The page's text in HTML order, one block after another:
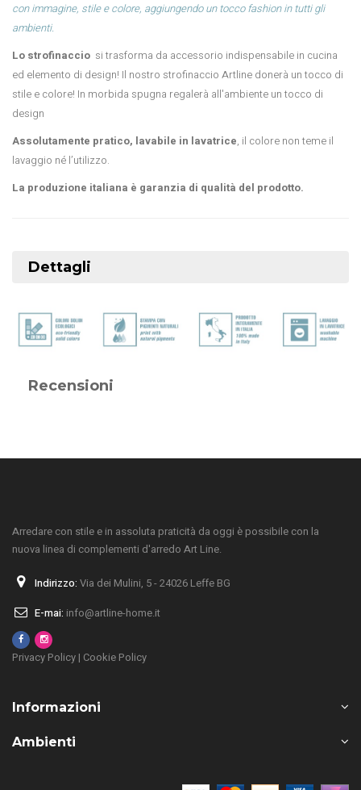
con immagine, stile e colore, aggiungendo un tocco fashion in tutti gli
ambienti.
Lo strofinaccio si trasforma da accessorio indispensabile in cucina
ed elemento di design! Il nostro strofinaccio Artline donerà un tocco di
stile e colore! In morbida spugna regalerà all'ambiente un tocco di
design
Assolutamente pratico, lavabile in lavatrice, il colore non teme il
lavaggio né l’utilizzo.
La produzione italiana è garanzia di qualità del prodotto.
Dettagli
Recensioni
Arredare con stile e in assoluta praticità da oggi è possibile con la
nuova linea di complementi d'arredo Art Line.
Indirizzo: Via dei Mulini, 5 - 24026 Leffe BG
E-mai: info@artline-home.it
Privacy Policy | Cookie Policy
Informazioni
Ambienti